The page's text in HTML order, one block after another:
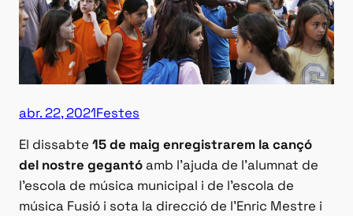
abr. 22, 2021Festes
El dissabte 15 de maig enregistrarem la cançó
del nostre gegantóamb l’ajuda de l’alumnat de
l’escola de música municipal i de l’escola de
música Fusió i sota la direcció de l’Enric Mestre i